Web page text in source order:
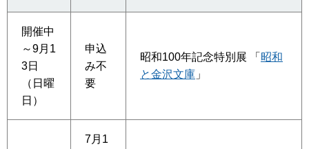
開催中
～9月1
3日
（日曜
日）
申込
み不
要
昭和100年記念特別展 「 昭和
と金沢文庫 」
7月1